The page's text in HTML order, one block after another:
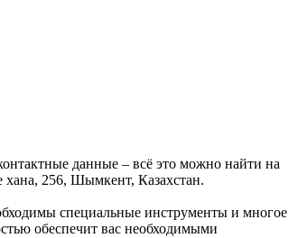
данные – всё это можно найти на
хана, 256, Шымкент, Казахстан.
специальные инструменты и многое
обеспечит вас необходимыми